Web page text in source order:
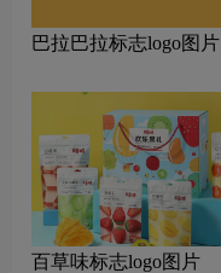
巴拉巴拉标志logo图片
百草味标志logo图片